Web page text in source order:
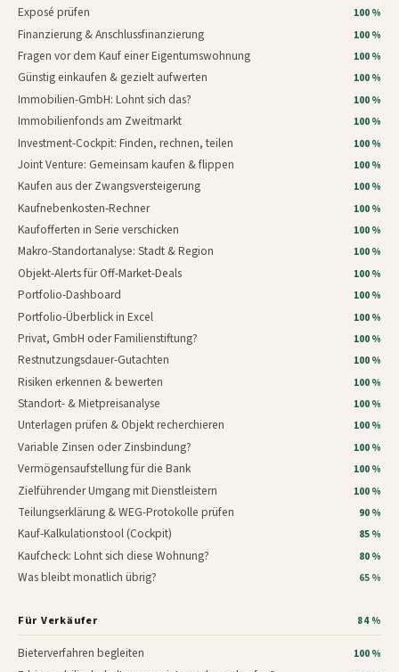
Exposé prüfen 100 %
Finanzierung & Anschlussfinanzierung 100 %
Fragen vor dem Kauf einer Eigentumswohnung 100 %
Günstig einkaufen & gezielt aufwerten 100 %
Immobilien-GmbH: Lohnt sich das? 100 %
Immobilienfonds am Zweitmarkt 100 %
Investment-Cockpit: Finden, rechnen, teilen 100 %
Joint Venture: Gemeinsam kaufen & flippen 100 %
Kaufen aus der Zwangsversteigerung 100 %
Kaufnebenkosten-Rechner 100 %
Kaufofferten in Serie verschicken 100 %
Makro-Standortanalyse: Stadt & Region 100 %
Objekt-Alerts für Off-Market-Deals 100 %
Portfolio-Dashboard 100 %
Portfolio-Überblick in Excel 100 %
Privat, GmbH oder Familienstiftung? 100 %
Restnutzungsdauer-Gutachten 100 %
Risiken erkennen & bewerten 100 %
Standort- & Mietpreisanalyse 100 %
Unterlagen prüfen & Objekt recherchieren 100 %
Variable Zinsen oder Zinsbindung? 100 %
Vermögensaufstellung für die Bank 100 %
Zielführender Umgang mit Dienstleistern 100 %
Teilungserklärung & WEG-Protokolle prüfen 90 %
Kauf-Kalkulationstool (Cockpit) 85 %
Kaufcheck: Lohnt sich diese Wohnung? 80 %
Was bleibt monatlich übrig? 65 %
Für Verkäufer 84 %
Bieterverfahren begleiten 100 %